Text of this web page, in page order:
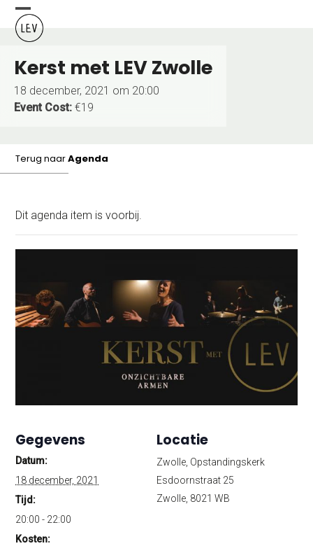
Skip
content
Open
mobile
menu
Close
mobile
menu
Kerst met LEV Zwolle
18 december, 2021 om 20:00
Event Cost: €19
Terug naarAgenda
Dit agenda item is voorbij.
Gegevens
Datum:
18 december, 2021
Tijd:
20:00 - 22:00
Kosten:
Locatie
Zwolle, Opstandingskerk
Esdoornstraat 25
Zwolle 8021 WB